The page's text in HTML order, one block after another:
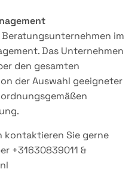
im
Das Unternehmen
den gesamten
der Auswahl geeigneter
kontaktieren Sie gerne
+31630839011 &